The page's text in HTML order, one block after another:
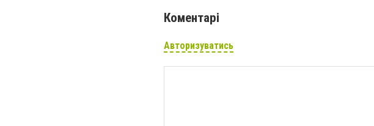
Коментарі
Авторизуватись